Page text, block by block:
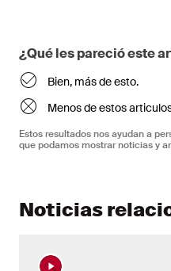
¿Qué les pareció este
Bien, más de esto.
Menos de estos
Estos resultados nos ayudan a
que podamos mostrar noticias y
Noticias